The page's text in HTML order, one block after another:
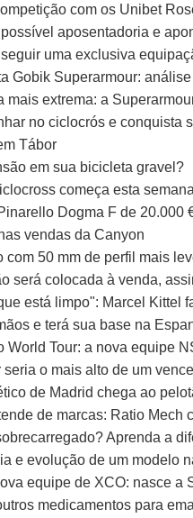
com os Unibet
aposentadoria e
uma exclusiva
Gobik Superarmour:
extrema: a
no ciclocrós e
Tábor
em sua bicicleta gravel?
começa esta
Dogma F de 20.000
vendas da Canyon
com 50 mm de perfil mais
será colocada à venda,
está limpo": Marcel Kittel
e terá sua base na
World Tour: a nova equipe
o mais alto de um
de Madrid chega ao
de marcas: Ratio
Aprenda a
e evolução de um modelo
equipe de XCO: nasce a
medicamentos para